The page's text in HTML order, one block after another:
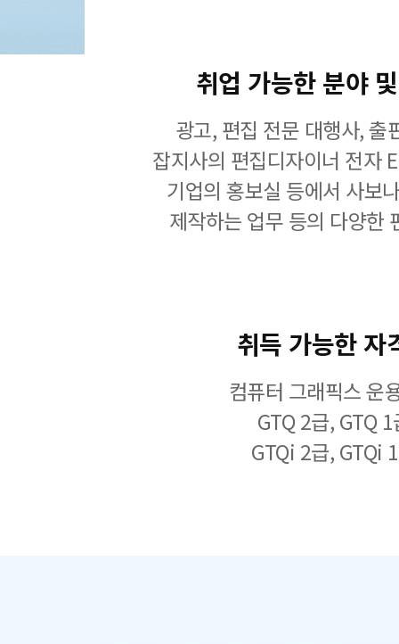
취업 가능한 분야
광고, 편집 전문 대행사, 출
잡지사의 편집디자이너 전자
기업의 홍보실 등에서 사보
제작하는 업무 등의 다양한
취득 가능한 자
컴퓨터 그래픽스 운
GTQ 2급, GTQ 1
GTQi 2급, GTQi